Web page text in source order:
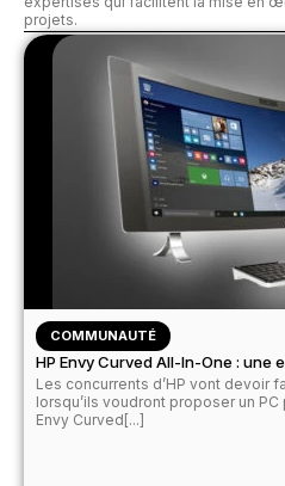
projets.
COMMUNAUTÉ
HP Envy Curved All-In-One : une
Les concurrents d’HP vont devoir
lorsqu’ils voudront proposer un
Envy Curved[...]